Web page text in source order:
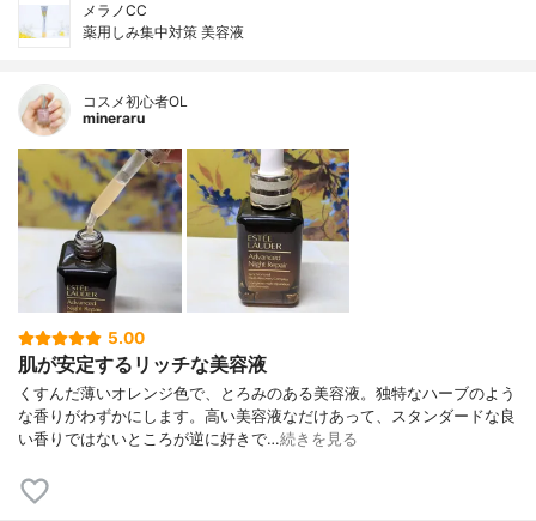
メラノCC
薬用しみ集中対策 美容液
コスメ初心者OL
mineraru
5.00
肌が安定するリッチな美容液
くすんだ薄いオレンジ色で、とろみのある美容液。独特なハーブのよう
な香りがわずかにします。高い美容液なだけあって、スタンダードな良
い香りではないところが逆に好きで…続きを見る